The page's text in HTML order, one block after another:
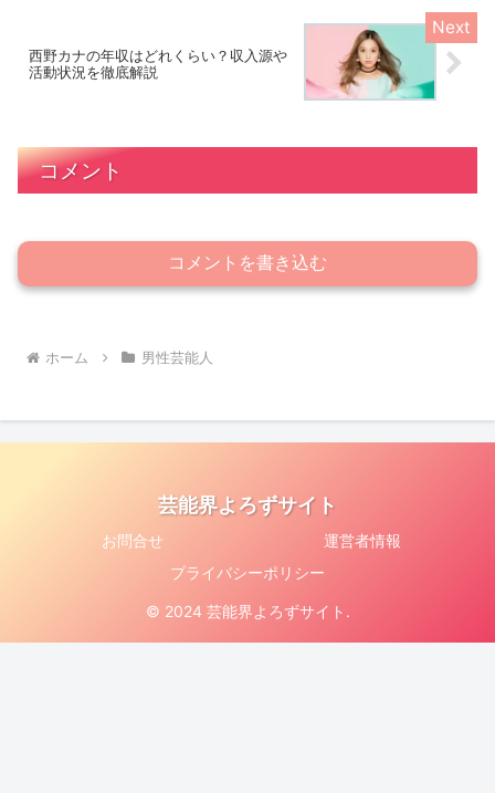
西野カナの年収はどれくらい？収入源や
活動状況を徹底解説
コメント
コメントを書き込む
ホーム 男性芸能人
芸能界よろずサイト
お問合せ
運営者情報
プライバシーポリシー
© 2024 芸能界よろずサイト.